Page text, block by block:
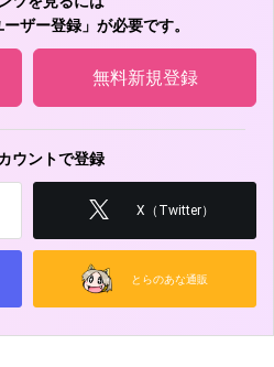
ザー登録」が必要です。
無料新規登録
ウントで登録
X（Twitter）
とらのあな通販